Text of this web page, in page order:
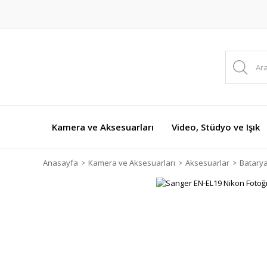
Kamera ve Aksesuarları Video, Stüdyo ve Işık
Anasayfa Kamera ve Aksesuarları Aksesuarlar